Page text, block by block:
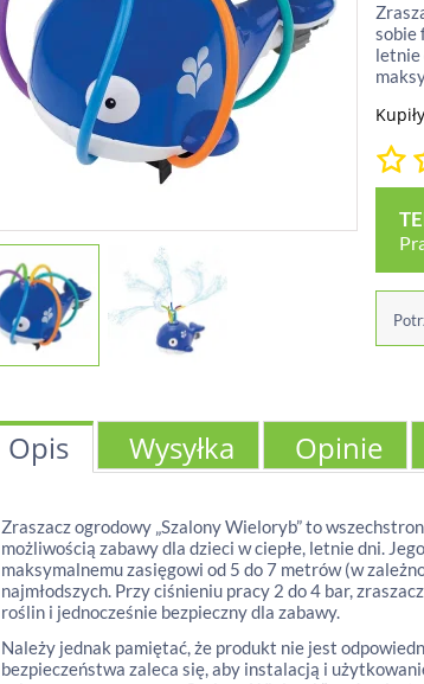
sobie
letnie
Opis Wysyłka Opinie
Zraszacz ogrodowy „Szalony Wieloryb” to
możliwością zabawy dla dzieci w ciepłe, letnie dni.
maksymalnemu zasięgowi od 5 do 7 metrów (w
najmłodszych. Przy ciśnieniu pracy 2 do 4 bar,
roślin i jednocześnie bezpieczny dla zabawy.
Należy jednak pamiętać, że produkt nie jest
bezpieczeństwa zaleca się, aby instalacją i